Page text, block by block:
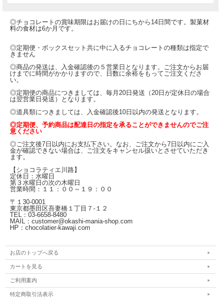
◎チョコレートの賞味期限はお届けの日にちから14日間です。製菓材
料の食材は6か月です。
◎定期便・ボックスセット共に中に入るチョコレートの種類は指定で
きません
◎商品の発送は、入金確認後の５営業日となります。ご注文からお届
けまでに時間がかかりますので、日数に余裕をもってご注文くださ
い。
◎定期便の商品につきましては、毎月20日発送（20日が定休日の場合
は翌営業日発送）となります。
◎道具類につきましては、入金確認後10日以内の発送となります。
◎定期便、予約商品は配達日の指定を承ることができませんのでご注
意ください
◎ご注文後7日以内にお支払下さい。なお、ご注文から7日以内にご入
金が確認できない場合は、ご注文をキャンセル扱いとさせていただき
ます。
【ショコラティエ川路】
定休日：水曜日
第３水曜日の次の木曜日
営業時間：１１：００～１９：００
〒１30-0001
東京都墨田区吾妻橋１丁目７-１２
TEL：03-6658-8480
MAIL：customer@okashi-mania-shop.com
HP：chocolatier-kawaji.com
お店のトップへ戻る
カートを見る
ご利用案内
特定商取引法表示